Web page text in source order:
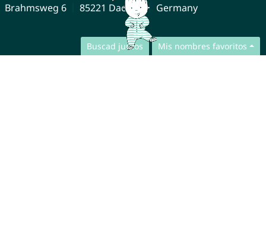
Buscad juntos Mis nombres favoritos
Brahmsweg 6
85221 Dachau Germany